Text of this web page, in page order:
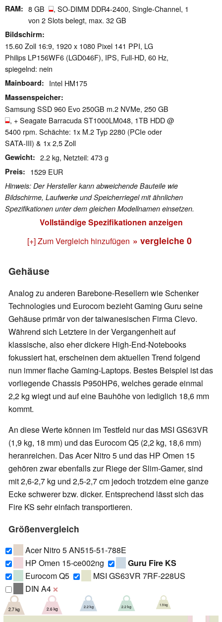
RAM 8 GB
, SO-DIMM DDR4-2400, Single-Channel, 1
von 2 Slots belegt, max. 32 GB
Bildschirm
15.60 Zoll 16:9, 1920 x 1080 Pixel 141 PPI, LG
Philips LP156WF6 (LGD046F), IPS, Full-HD, 60 Hz,
spiegelnd: nein
Mainboard Intel HM175
Massenspeicher
Samsung SSD 960 Evo 250GB m.2 NVMe, 250 GB
, + Seagate Barracuda ST1000LM048, 1TB HDD @
5400 rpm. Schächte: 1x M.2 Typ 2280 (PCIe oder
SATA-III) & 1x 2,5 Zoll
Gewicht 2.2 kg, Netzteil: 473 g
Preis 1529 EUR
Hinweis: Der Hersteller kann abweichende Bauteile wie
Bildschirme, Laufwerke und Speicherriegel mit ähnlichen
Spezifikationen unter dem gleichen Modellnamen einsetzen.
Vollständige Spezifikationen anzeigen
[+] Zum Vergleich hinzufügen » vergleiche 0
Gehäuse
Analog zu anderen Barebone-Resellern wie Schenker
Technologies und Eurocom bezieht Gaming Guru seine
Gehäuse primär von der taiwanesischen Firma Clevo.
Während sich Letztere in der Vergangenheit auf
klassische, also eher dickere High-End-Notebooks
fokussiert hat, erscheinen dem aktuellen Trend folgend
nun immer flache Gaming-Laptops. Bestes Beispiel ist das
vorliegende Chassis P950HP6, welches gerade einmal
2,2 kg wiegt und auf eine Bauhöhe von lediglich 18,6 mm
kommt.
An diese Werte können im Testfeld nur das MSI GS63VR
(1,9 kg, 18 mm) und das Eurocom Q5 (2,2 kg, 18,6 mm)
heranreichen. Das Acer Nitro 5 und das HP Omen 15
gehören zwar ebenfalls zur Riege der Slim-Gamer, sind
mit 2,6-2,7 kg und 2,5-2,7 cm jedoch trotzdem eine ganze
Ecke schwerer bzw. dicker. Entsprechend lässt sich das
Fire KS sehr einfach transportieren.
Größenvergleich
Acer Nitro 5 AN515-51-788E
HP Omen 15-ce002ng
Guru Fire KS
Eurocom Q5
MSI GS63VR 7RF-228US
DIN A4 ❌
2.7 kg 2.6 kg 2.2 kg 2.2 kg 1.9 kg